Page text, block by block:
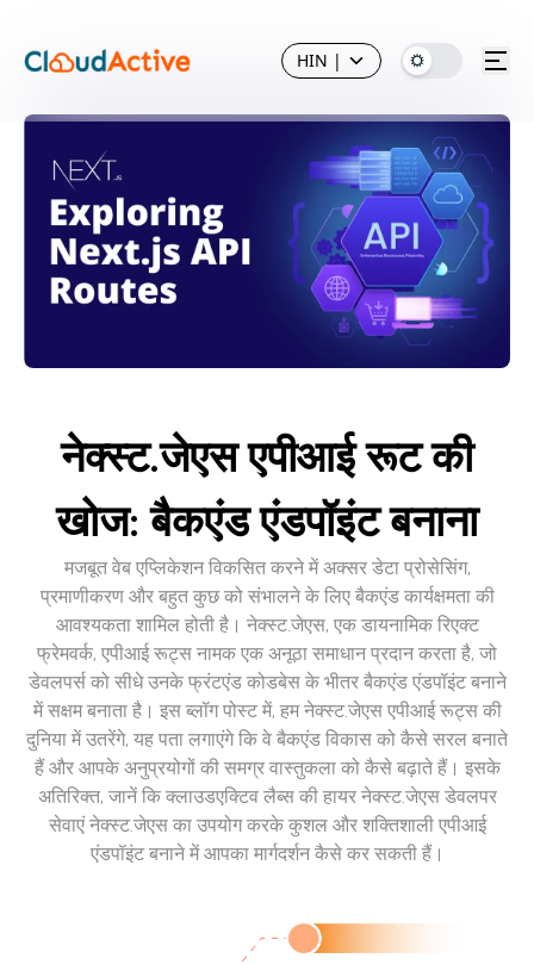
HIN |
नेक्स्ट.जेएस एपीआई रूट की
खोज: बैकएंड एंडपॉइंट बनाना
मजबूत वेब एप्लिकेशन विकसित करने में अक्सर डेटा प्रोसेसिंग,
प्रमाणीकरण और बहुत कुछ को संभालने के लिए बैकएंड कार्यक्षमता की
आवश्यकता शामिल होती है। नेक्स्ट.जेएस, एक डायनामिक रिएक्ट
फ्रेमवर्क, एपीआई रूट्स नामक एक अनूठा समाधान प्रदान करता है, जो
डेवलपर्स को सीधे उनके फ्रंटएंड कोडबेस के भीतर बैकएंड एंडपॉइंट बनाने
में सक्षम बनाता है। इस ब्लॉग पोस्ट में, हम नेक्स्ट.जेएस एपीआई रूट्स की
दुनिया में उतरेंगे, यह पता लगाएंगे कि वे बैकएंड विकास को कैसे सरल बनाते
हैं और आपके अनुप्रयोगों की समग्र वास्तुकला को कैसे बढ़ाते हैं। इसके
अतिरिक्त, जानें कि क्लाउडएक्टिव लैब्स की हायर नेक्स्ट.जेएस डेवलपर
सेवाएं नेक्स्ट.जेएस का उपयोग करके कुशल और शक्तिशाली एपीआई
एंडपॉइंट बनाने में आपका मार्गदर्शन कैसे कर सकती हैं।